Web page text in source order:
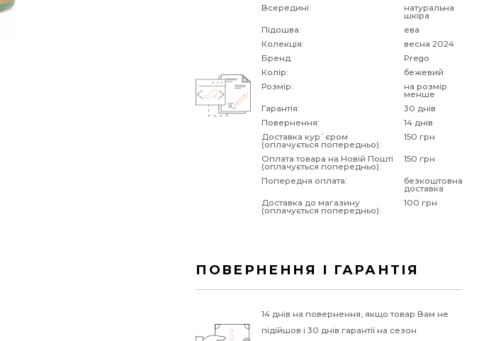
Всередині:
натуральна
шкіра
Підошва:
ева
Колекція:
весна 2024
Бренд:
Prego
Колір:
бежевий
Розмір:
на розмір
менше
Гарантія:
30 днів
Повернення:
14 днів
Доставка кур`єром
(оплачується попередньо):
150 грн
Оплата товара на Новій Пошті
(оплачується попередньо):
150 грн
Попередня оплата: безкоштовна
доставка
Доставка до магазину
(оплачується попередньо):
100 грн
ПОВЕРНЕННЯ І ГАРАНТІЯ
14 днів на повернення, якщо товар Вам не
підійшов і 30 днів гарантії на сезон